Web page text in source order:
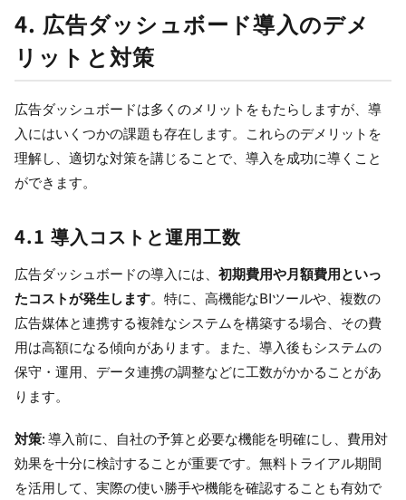
4. 広告ダッシュボード導入のデメ
リットと対策
広告ダッシュボードは多くのメリットをもたらしますが、導
入にはいくつかの課題も存在します。これらのデメリットを
理解し、適切な対策を講じることで、導入を成功に導くこと
ができます。
4.1 導入コストと運用工数
広告ダッシュボードの導入には、 初期費用や月額費用といっ
たコストが発生します。特に、高機能なBIツールや、複数の
広告媒体と連携する複雑なシステムを構築する場合、その費
用は高額になる傾向があります。また、導入後もシステムの
保守・運用、データ連携の調整などに工数がかかることがあ
ります。
対策: 導入前に、自社の予算と必要な機能を明確にし、費用対
効果を十分に検討することが重要です。無料トライアル期間
を活用して、実際の使い勝手や機能を確認することも有効で